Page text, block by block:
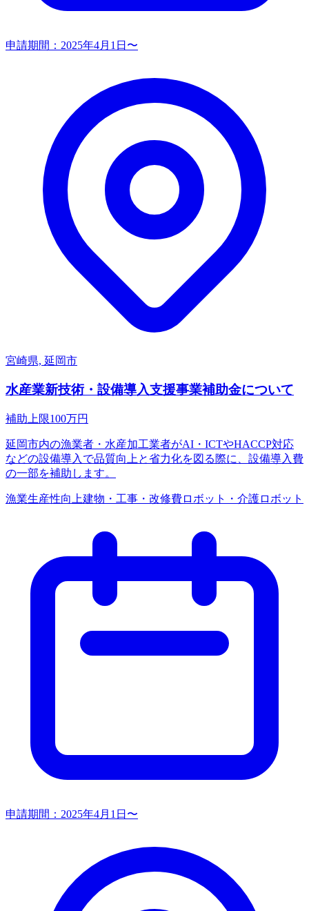
申請期間： 2025年4月1日〜
宮崎県, 延岡市
水産業新技術・設備導入支援事業補助金について
補助上限100万円
延岡市内の漁業者・水産加工業者がAI・ICTやHACCP対応
などの設備導入で品質向上と省力化を図る際に、設備導入費
の一部を補助します。
漁業生産性向上建物・工事・改修費ロボット・介護ロボット
申請期間： 2025年4月1日〜